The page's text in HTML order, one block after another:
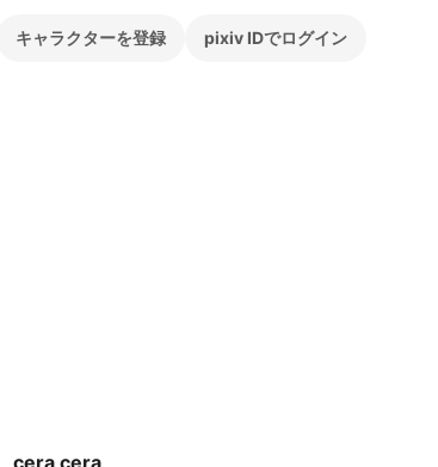
キャラクターを登録 pixiv IDでログイン
cera cera